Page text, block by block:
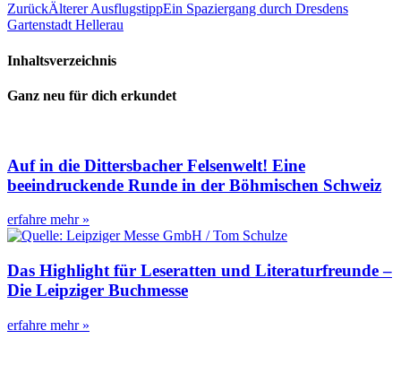
ZurückÄlterer AusflugstippEin Spaziergang durch Dresdens
Gartenstadt Hellerau
Inhaltsverzeichnis
Ganz neu für dich erkundet
Auf in die Dittersbacher Felsenwelt! Eine
beeindruckende Runde in der Böhmischen Schweiz
erfahre mehr »
Das Highlight für Leseratten und Literaturfreunde –
Die Leipziger Buchmesse
erfahre mehr »